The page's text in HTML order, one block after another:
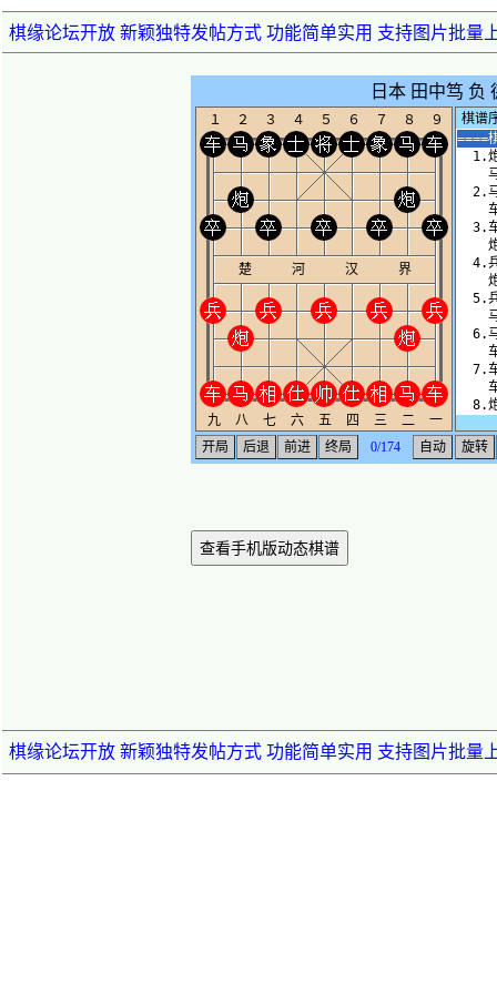
棋缘论坛开放 新颖独特发帖方式 功能简单实用 支持图片批量
查看手机版动态棋谱
棋缘论坛开放 新颖独特发帖方式 功能简单实用 支持图片批量